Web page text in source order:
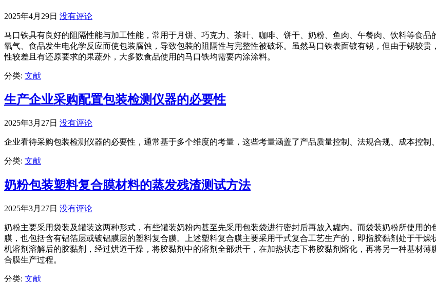
2025年4月29日 没有评论
马口铁具有良好的阻隔性能与加工性能，常用于月饼、巧克力、茶叶、咖啡、饼干、奶粉、鱼肉、午餐肉、饮料等食
氧气、食品发生电化学反应而使包装腐蚀，导致包装的阻隔性与完整性被破坏。虽然马口铁表面镀有锡，但由于锡较
性较差且有还原要求的果蔬外，大多数食品使用的马口铁均需要内涂涂料。
分类: 文献
生产企业采购配置包装检测仪器的必要性
2025年3月27日 没有评论
企业看待采购包装检测仪器的必要性，通常基于多个维度的考量，这些考量涵盖了产品质量控制、法规合规、成本控制
分类: 文献
奶粉包装塑料复合膜材料的蒸发残渣测试方法
2025年3月27日 没有评论
奶粉主要采用袋装及罐装这两种形式，有些罐装奶粉内甚至先采用包装袋进行密封后再放入罐内。而袋装奶粉所使用
膜，也包括含有铝箔层或镀铝膜层的塑料复合膜。上述塑料复合膜主要采用干式复合工艺生产的，即指胶黏剂处于干
机溶剂溶解后的胶黏剂，经过烘道干燥，将胶黏剂中的溶剂全部烘干，在加热状态下将胶黏剂熔化，再将另一种基材
合膜生产过程。
分类: 文献